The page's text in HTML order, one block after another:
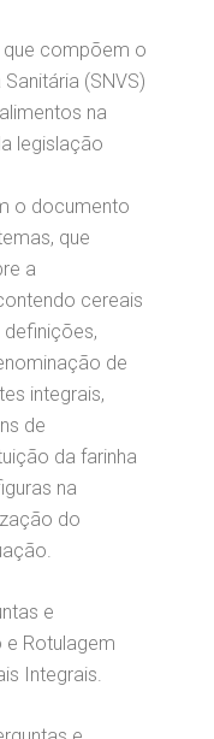
que compõem o
(SNVS)
na
legislação
o documento
que
a
cereais
de
integrais,
de
da farinha
na
do
e
Rotulagem
Integrais.